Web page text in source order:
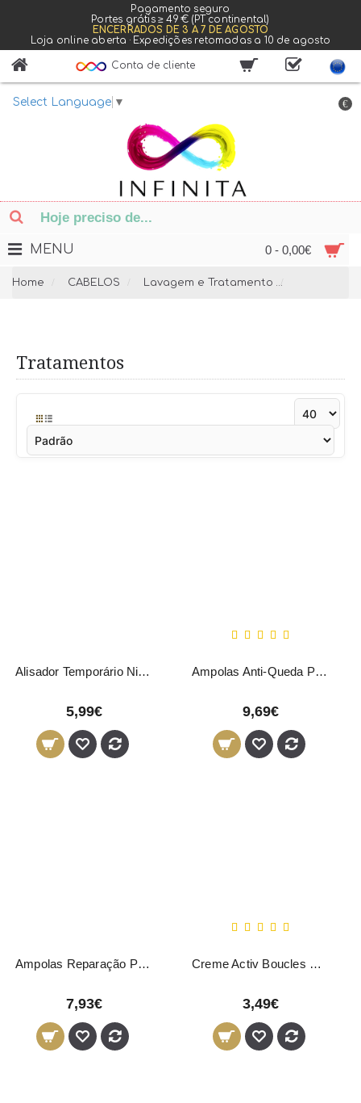
Pagamento seguro
Portes grátis ≥ 49 € (PT continental)
ENCERRADOS DE 3 A 7 DE AGOSTO
Loja online aberta · Expedições retomadas a 10 de agosto
Select Language ▼
Conta de cliente
€
0 - 0,00€
MENU
Home CABELOS Lavagem e Tratamento
Tratamentos
Alisador Temporário Nirvel 250ml
5,99€
Ampolas Anti-Queda Placenta Vegetal Nirvel 10x10ml
9,69€
Ampolas Reparação Proteínas Nirvel 10x10ml
7,93€
Creme Activ Boucles Cachos Byphasse 250ml
3,49€